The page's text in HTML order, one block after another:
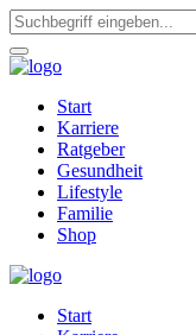
Start
Karriere
Ratgeber
Gesundheit
Lifestyle
Familie
Shop
Start